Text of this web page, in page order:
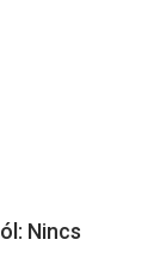
Nincs